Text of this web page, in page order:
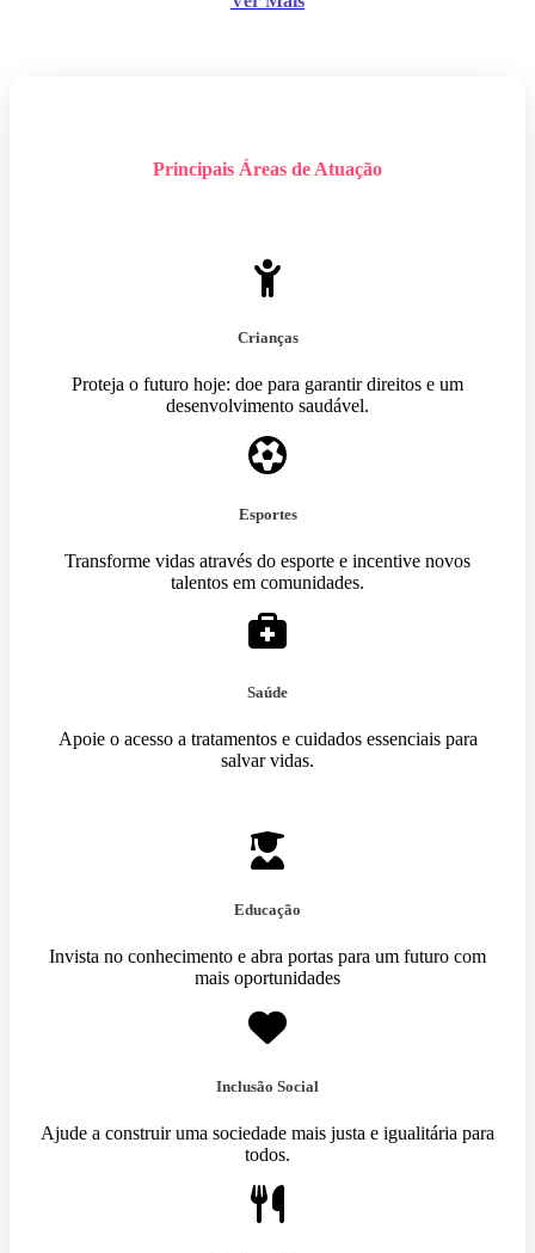
Principais Áreas de Atuação
Crianças
Proteja o futuro hoje: doe para garantir direitos e um
desenvolvimento saudável.
Esportes
Transforme vidas através do esporte e incentive novos
talentos em comunidades.
Saúde
Apoie o acesso a tratamentos e cuidados essenciais para
salvar vidas.
Educação
Invista no conhecimento e abra portas para um futuro com
mais oportunidades
Inclusão Social
Ajude a construir uma sociedade mais justa e igualitária para
todos.